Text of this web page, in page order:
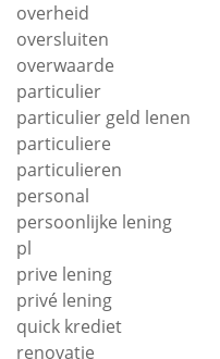
overheid
oversluiten
overwaarde
particulier
particulier geld lenen
particuliere
particulieren
personal
persoonlijke lening
pl
prive lening
privé lening
quick krediet
renovatie